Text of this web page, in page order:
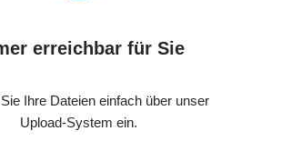
erreichbar für Sie
Ihre Dateien einfach über unser
Upload-System ein.